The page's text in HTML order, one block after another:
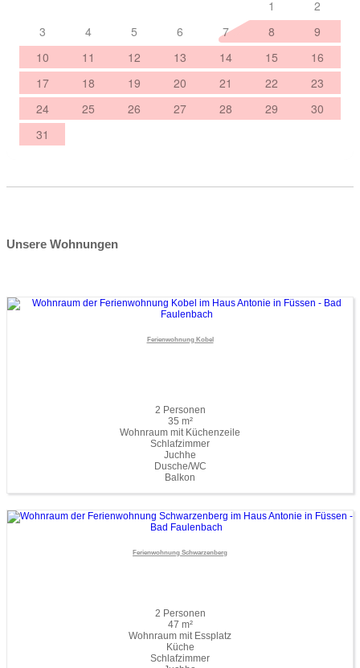
Unsere Wohnungen
Ferienwohnung Kobel
2 Personen
35 m²
Wohnraum mit Küchenzeile
Schlafzimmer
Juchhe
Dusche/WC
Balkon
Ferienwohnung Schwarzenberg
2 Personen
47 m²
Wohnraum mit Essplatz
Küche
Schlafzimmer